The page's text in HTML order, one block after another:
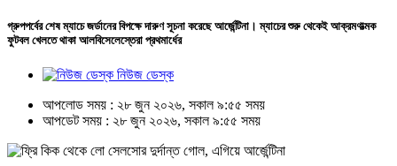
গ্রুপপর্বের শেষ ম্যাচে জর্ডানের বিপক্ষে দারুণ সূচনা করেছে আর্জেন্টিনা। ম্যাচের শুরু থেকেই আক্রমণাত্মক
ফুটবল খেলতে থাকা আলবিসেলেস্তেরা প্রথমার্ধের
নিউজ ডেস্ক
আপলোড সময় : ২৮ জুন ২০২৬, সকাল ৯:৫৫ সময়
আপডেট সময় : ২৮ জুন ২০২৬, সকাল ৯:৫৫ সময়